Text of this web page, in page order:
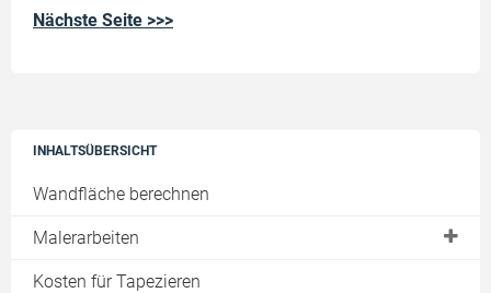
INHALTSÜBERSICHT
Wandfläche berechnen
Malerarbeiten
Preise & Kosten
Kosten für Tapezieren
Nächste Seite >>>